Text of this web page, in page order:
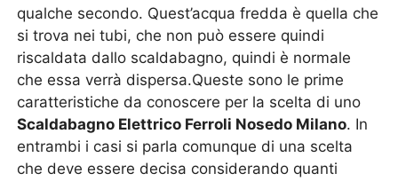
qualche secondo. Quest’acqua fredda è quella che
si trova nei tubi, che non può essere quindi
riscaldata dallo scaldabagno, quindi è normale
che essa verrà dispersa.Queste sono le prime
caratteristiche da conoscere per la scelta di uno
Scaldabagno Elettrico Ferroli Nosedo Milano. In
entrambi i casi si parla comunque di una scelta
che deve essere decisa considerando quanti